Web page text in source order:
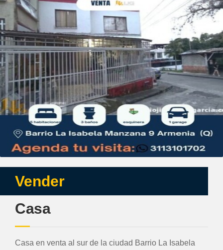
Vender
Casa
Casa en venta al sur de la ciudad Barrio La Isabela